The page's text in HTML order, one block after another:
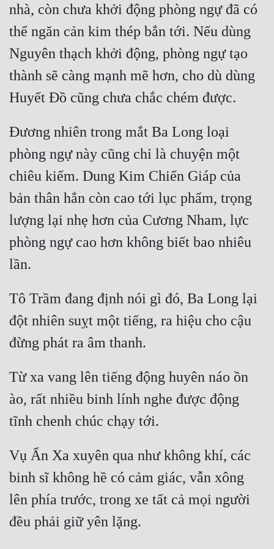
Quân Sự
Sắc
Sủng
Trinh Thám
Triều Đấu
Trùng Sinh
Trọng Sinh
Tu Tiên
Tội Phạm
Xuyên Nhanh
Xuyên Sách
Xuyên Thư
nhà, còn chưa khởi động phòng ngự đã có
thể ngăn cản kim thép bắn tới. Nếu dùng
Nguyên thạch khởi động, phòng ngự tạo
thành sẽ càng mạnh mẽ hơn, cho dù dùng
Đương nhiên trong mắt Ba Long loại
phòng ngự này cũng chỉ là chuyện một
chiêu kiếm. Dung Kim Chiến Giáp của
bản thân hắn còn cao tới lục phẩm, trọng
lượng lại nhẹ hơn của Cương Nham, lực
phòng ngự cao hơn không biết bao nhiêu
Tô Trầm đang định nói gì đó, Ba Long lại
đột nhiên suỵt một tiếng, ra hiệu cho cậu
Từ xa vang lên tiếng động huyên náo ồn
ào, rất nhiều binh lính nghe được động
Vụ Ẩn Xa xuyên qua như không khí, các
binh sĩ không hề có cảm giác, vẫn xông
lên phía trước, trong xe tất cả mọi người